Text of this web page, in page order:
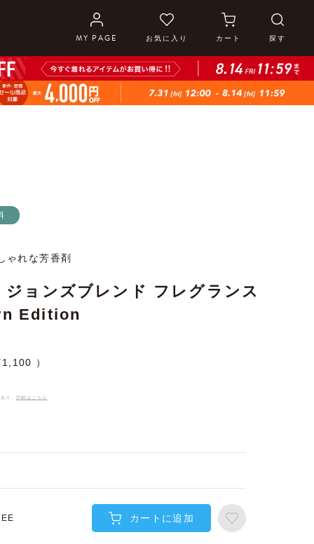
MY PAGE お気に入り カート 探す
ゃれな芳香剤
ョンズブレンド フレグランス
Edition
1,100
り、 詳細はこちら
カートに追加